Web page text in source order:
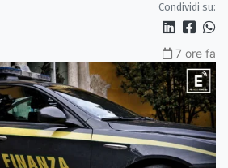
Condividi su:
7 ore fa